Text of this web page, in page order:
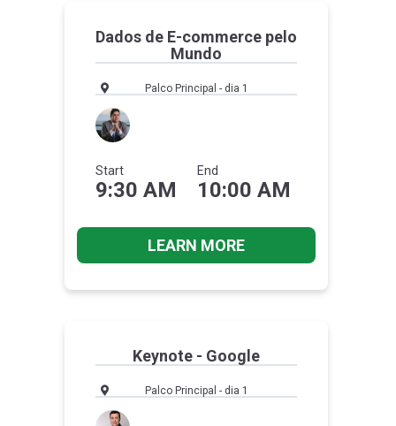
Dados de E-commerce pelo
Mundo
Palco Principal - dia 1
Start
9:30 AM
End
10:00 AM
LEARN MORE
Keynote - Google
Palco Principal - dia 1